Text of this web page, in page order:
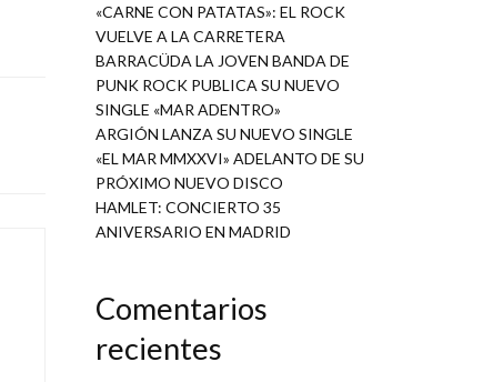
«CARNE CON PATATAS»: EL ROCK
VUELVE A LA CARRETERA
BARRACÜDA LA JOVEN BANDA DE
PUNK ROCK PUBLICA SU NUEVO
SINGLE «MAR ADENTRO»
ARGIÓN LANZA SU NUEVO SINGLE
«EL MAR MMXXVI» ADELANTO DE SU
PRÓXIMO NUEVO DISCO
HAMLET: CONCIERTO 35
ANIVERSARIO EN MADRID
Comentarios
recientes